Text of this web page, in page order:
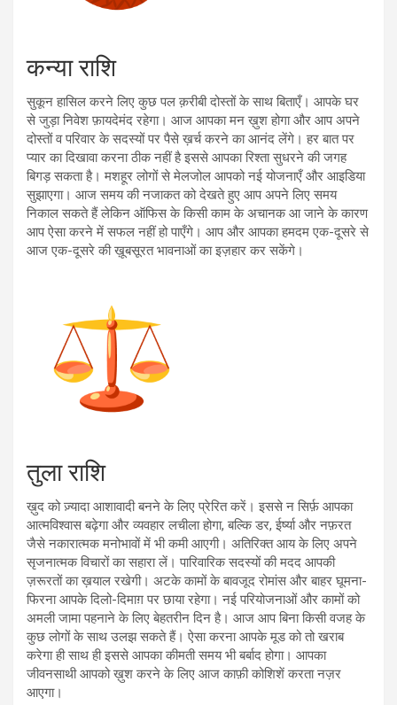
कन्या राशि
सुकून हासिल करने लिए कुछ पल क़रीबी दोस्तों के साथ बिताएँ। आपके घर
से जुड़ा निवेश फ़ायदेमंद रहेगा। आज आपका मन ख़ुश होगा और आप अपने
दोस्तों व परिवार के सदस्यों पर पैसे ख़र्च करने का आनंद लेंगे। हर बात पर
प्यार का दिखावा करना ठीक नहीं है इससे आपका रिश्ता सुधरने की जगह
बिगड़ सकता है। मशहूर लोगों से मेलजोल आपको नई योजनाएँ और आइडिया
सुझाएगा। आज समय की नजाकत को देखते हुए आप अपने लिए समय
निकाल सकते हैं लेकिन ऑफिस के किसी काम के अचानक आ जाने के कारण
आप ऐसा करने में सफल नहीं हो पाएँगे। आप और आपका हमदम एक-दूसरे से
आज एक-दूसरे की ख़ूबसूरत भावनाओं का इज़हार कर सकेंगे।
तुला राशि
ख़ुद को ज़्यादा आशावादी बनने के लिए प्रेरित करें। इससे न सिर्फ़ आपका
आत्मविश्वास बढ़ेगा और व्यवहार लचीला होगा, बल्कि डर, ईर्ष्या और नफ़रत
जैसे नकारात्मक मनोभावों में भी कमी आएगी। अतिरिक्त आय के लिए अपने
सृजनात्मक विचारों का सहारा लें। पारिवारिक सदस्यों की मदद आपकी
ज़रूरतों का ख़याल रखेगी। अटके कामों के बावजूद रोमांस और बाहर घूमना-
फिरना आपके दिलो-दिमाग़ पर छाया रहेगा। नई परियोजनाओं और कामों को
अमली जामा पहनाने के लिए बेहतरीन दिन है। आज आप बिना किसी वजह के
कुछ लोगों के साथ उलझ सकते हैं। ऐसा करना आपके मूड को तो खराब
करेगा ही साथ ही इससे आपका कीमती समय भी बर्बाद होगा। आपका
जीवनसाथी आपको ख़ुश करने के लिए आज काफ़ी कोशिशें करता नज़र
आएगा।